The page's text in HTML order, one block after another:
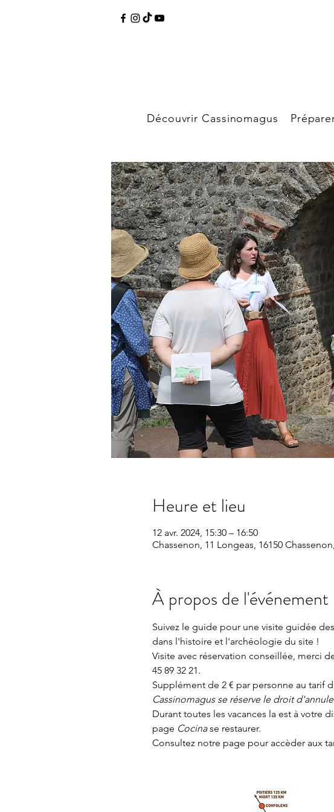
Découvrir Cassinomagus
Heure et lieu
12 avr. 2024, 15:30 – 16:50
Chassenon, 11 Longeas, 16150
À propos de l'événement
Suivez le guide pour une visite guidée
dans l'histoire et l'archéologie du site !
Visite avec réservation conseillée, merci
45 89 32 21.
Supplément de 2 € par personne au tarif
Cassinomagus se réserve le droit
Durant toutes les vacances la est à votre
page Cocina se restaurer.
Consultez notre page pour accèder aux